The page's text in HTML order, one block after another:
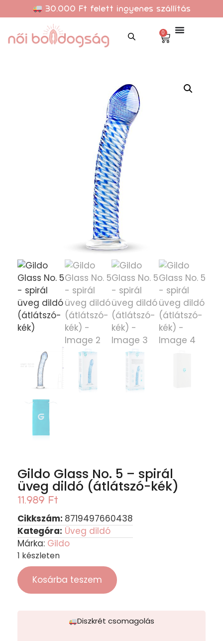
30.000 Ft felett ingyenes szállítás
0
Gildo Glass No. 5 – spirál
üveg dildó (átlátszó-kék)
11.989 Ft
Cikkszám: 8719497660438
Kategóra: Üveg dildó
Márka: Gildo
1 készleten
Kosárba teszem
Diszkrét csomagolás